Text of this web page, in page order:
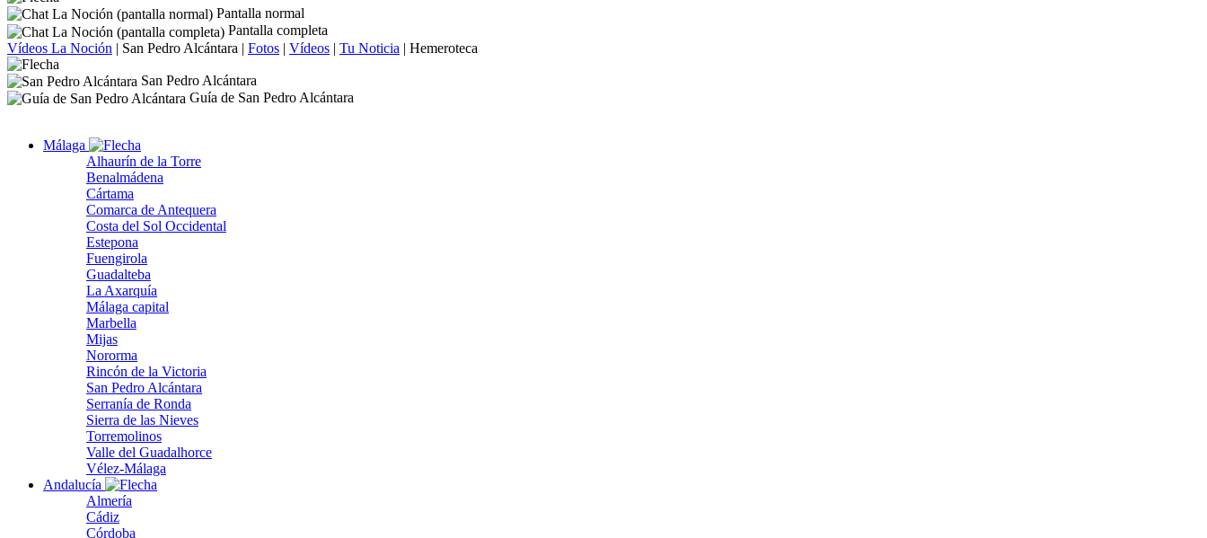
Pantalla normal
Pantalla completa
Vídeos La Noción | San Pedro Alcántara | Fotos | Vídeos | Tu Noticia | Hemeroteca
San Pedro Alcántara
Guía de San Pedro Alcántara
Málaga
Alhaurín de la Torre
Benalmádena
Cártama
Comarca de Antequera
Costa del Sol Occidental
Estepona
Fuengirola
Guadalteba
La Axarquía
Málaga capital
Marbella
Mijas
Nororma
Rincón de la Victoria
San Pedro Alcántara
Serranía de Ronda
Sierra de las Nieves
Torremolinos
Valle del Guadalhorce
Vélez-Málaga
Andalucía
Almería
Cádiz
Córdoba